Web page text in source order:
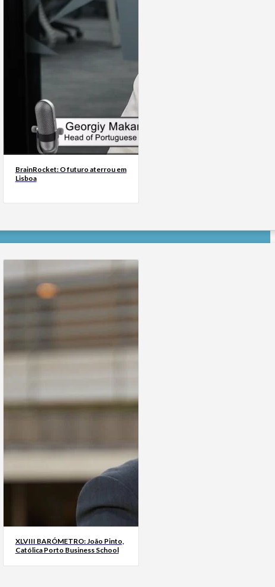
BrainRocket: O futuro aterrou em
Lisboa
XLVIII BARÓMETRO: João Pinto,
Católica Porto Business School